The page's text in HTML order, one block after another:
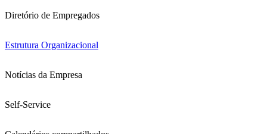
Diretório de Empregados
Estrutura Organizacional
Notícias da Empresa
Self-Service